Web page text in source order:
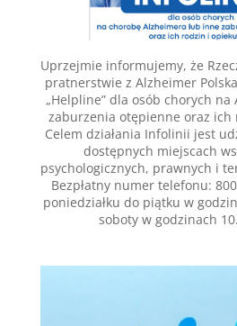
Uprzejmie informujemy, że
pratnerstwie z Alzheimer
„Helpline” dla osób chorych
zaburzenia otępienne oraz
Celem działania Infolinii jest
dostępnych miejscach
psychologicznych, prawnych i
Bezpłatny numer telefonu:
poniedziałku do piątku w
soboty w godzinach